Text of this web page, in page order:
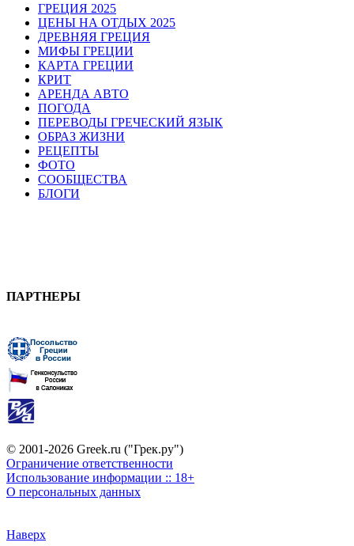
ГРЕЦИЯ 2025
ЦЕНЫ НА ОТДЫХ 2025
ДРЕВНЯЯ ГРЕЦИЯ
МИФЫ ГРЕЦИИ
КАРТА ГРЕЦИИ
КРИТ
АРЕНДА АВТО
ПОГОДА
ПЕРЕВОДЫ ГРЕЧЕСКИЙ ЯЗЫК
ОБРАЗ ЖИЗНИ
РЕЦЕПТЫ
ФОТО
СООБЩЕСТВА
БЛОГИ
ПАРТНЕРЫ
© 2001-2026 Greek.ru ("Грек.ру")
Ограничение ответственности
Использование информации :: 18+
О персональных данных
Наверх